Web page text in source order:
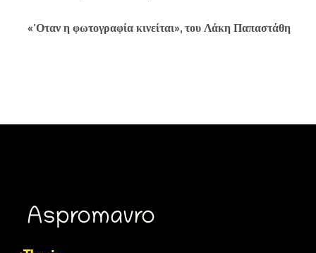
«'Οταν η φωτογραφία κινείται», του Λάκη Παπαστάθη